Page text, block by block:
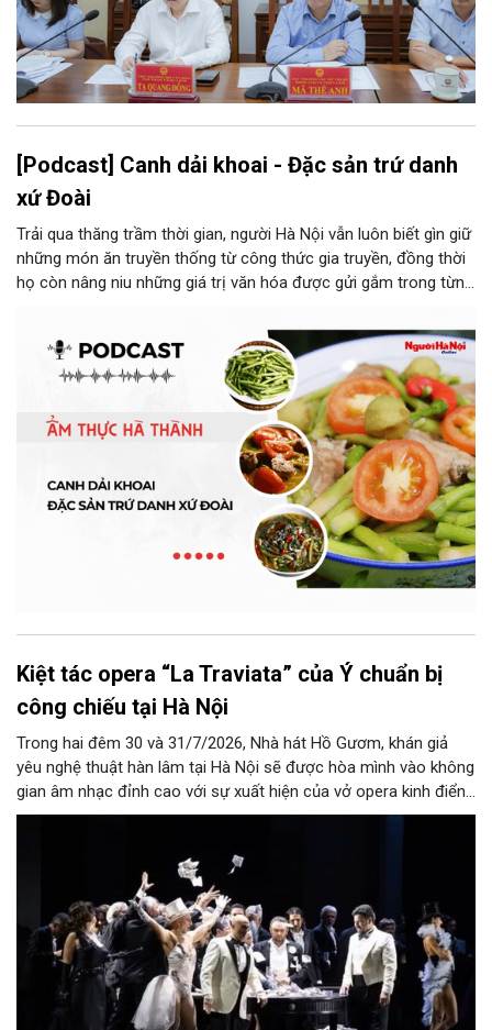
[Podcast] Canh dải khoai - Đặc sản trứ danh
xứ Đoài
Trải qua thăng trầm thời gian, người Hà Nội vẫn luôn biết gìn giữ
những món ăn truyền thống từ công thức gia truyền, đồng thời
họ còn nâng niu những giá trị văn hóa được gửi gắm trong từng
thức. Và canh dải khoai là một món ăn như thế.
Kiệt tác opera “La Traviata” của Ý chuẩn bị
công chiếu tại Hà Nội
Trong hai đêm 30 và 31/7/2026, Nhà hát Hồ Gươm, khán giả
yêu nghệ thuật hàn lâm tại Hà Nội sẽ được hòa mình vào không
gian âm nhạc đỉnh cao với sự xuất hiện của vở opera kinh điển
“La Traviata”.